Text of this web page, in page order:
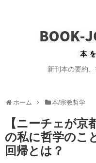
新刊本の要約
ホーム 本/宗教哲学
【ニーチェが
の私に哲学のこ
回帰とは？